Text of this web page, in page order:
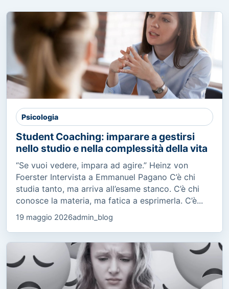
Psicologia
Student Coaching: imparare a gestirsi
nello studio e nella complessità della vita
“Se vuoi vedere, impara ad agire.” Heinz von
Foerster Intervista a Emmanuel Pagano C’è chi
studia tanto, ma arriva all’esame stanco. C’è chi
conosce la materia, ma fatica a esprimerla. C’è...
19 maggio 2026admin_blog